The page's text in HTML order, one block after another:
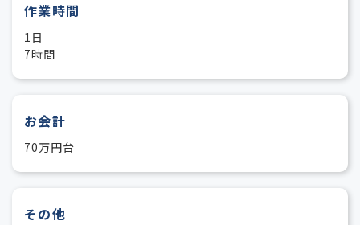
作業時間
1日
7時間
お会計
70万円台
その他